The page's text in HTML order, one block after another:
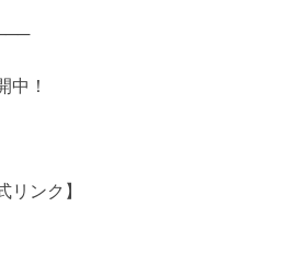
中！
リンク】